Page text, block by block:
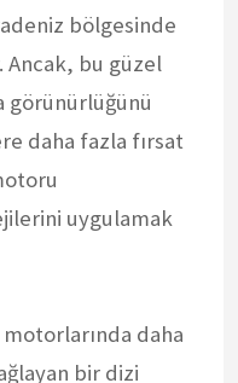
bölgesinde
bu güzel
daha fazla fırsat
uygulamak
daha
bir dizi